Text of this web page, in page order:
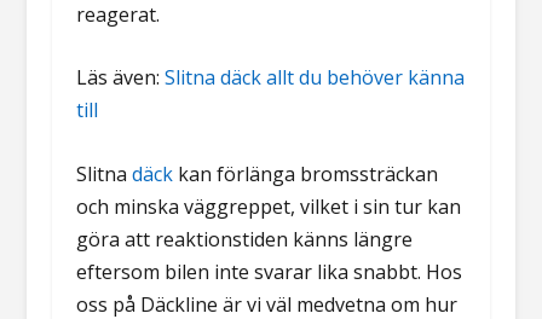
reagerat.
Läs även: Slitna däck allt du behöver känna
till
Slitna däckkan förlänga bromssträckan
och minska väggreppet, vilket i sin tur kan
göra att reaktionstiden känns längre
eftersom bilen inte svarar lika snabbt. Hos
oss på Däckline är vi väl medvetna om hur